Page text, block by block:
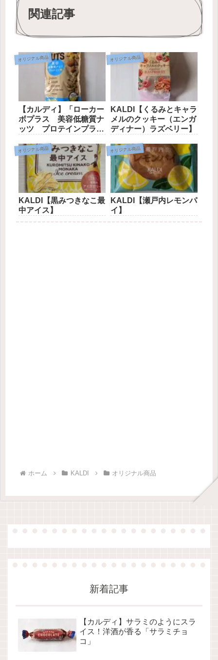
関連記事
オリジナル商品
【カルディ】「ローカー
ボプラス 美容低糖質ナ
ッツ プロテインプラ
オリジナル商品
KALDI【くるみとキャラ
メルのクッキー（エンガ
ディナー）ラズベリー】
オリジナル商品
KALDI【黒みつきなこ最
中アイス】
オリジナル商品
KALDI【瀬戸内レモンパ
イ】
ホーム KALDI オリジナル商品
新着記事
【カルディ】サラミのようにスラ
イス！洋酒が香る「サラミチョ
コ」